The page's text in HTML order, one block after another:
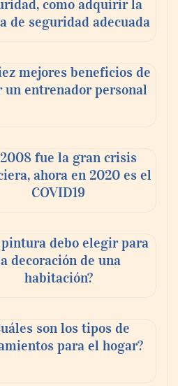
vencer. No
como adquirir la
de seguridad adecuada
mejores beneficios de
un entrenador personal
fue la gran crisis
ahora en 2020 es el
COVID19
pintura debo elegir para
decoración de una
habitación?
son los tipos de
para el hogar?